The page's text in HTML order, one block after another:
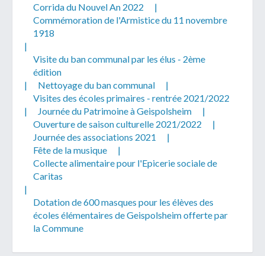
Corrida du Nouvel An 2022
|
Commémoration de l'Armistice du 11 novembre
1918
|
Visite du ban communal par les élus - 2ème
édition
|
Nettoyage du ban communal
|
Visites des écoles primaires - rentrée 2021/2022
|
Journée du Patrimoine à Geispolsheim
|
Ouverture de saison culturelle 2021/2022
|
Journée des associations 2021
|
Fête de la musique
|
Collecte alimentaire pour l'Epicerie sociale de
Caritas
|
Dotation de 600 masques pour les élèves des
écoles élémentaires de Geispolsheim offerte par
la Commune